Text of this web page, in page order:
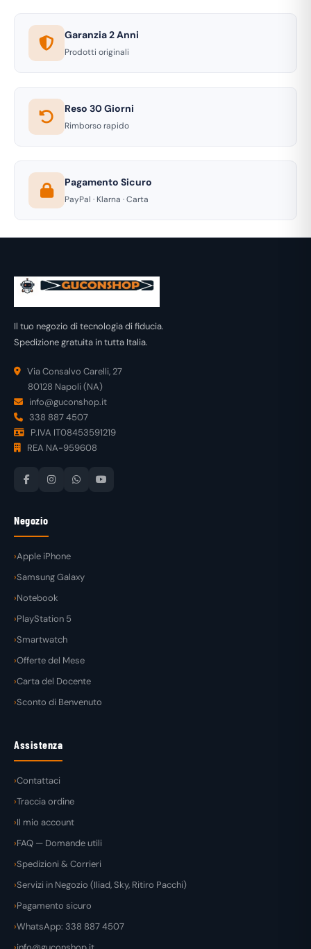
Garanzia 2 Anni
Prodotti originali
Reso 30 Giorni
Rimborso rapido
Pagamento Sicuro
PayPal · Klarna · Carta
Il tuo negozio di tecnologia di fiducia.
Spedizione gratuita in tutta Italia.
Via Consalvo Carelli, 27
80128 Napoli (NA)
info@guconshop.it
338 887 4507
P.IVA IT08453591219
REA NA-959608
Negozio
Apple iPhone
Samsung Galaxy
Notebook
PlayStation 5
Smartwatch
Offerte del Mese
Carta del Docente
Sconto di Benvenuto
Assistenza
Contattaci
Traccia ordine
Il mio account
FAQ — Domande utili
Spedizioni & Corrieri
Servizi in Negozio (Iliad, Sky, Ritiro Pacchi)
Pagamento sicuro
WhatsApp: 338 887 4507